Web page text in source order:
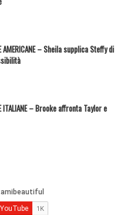
AMERICANE – Sheila supplica Steffy di
ITALIANE – Brooke affronta Taylor e